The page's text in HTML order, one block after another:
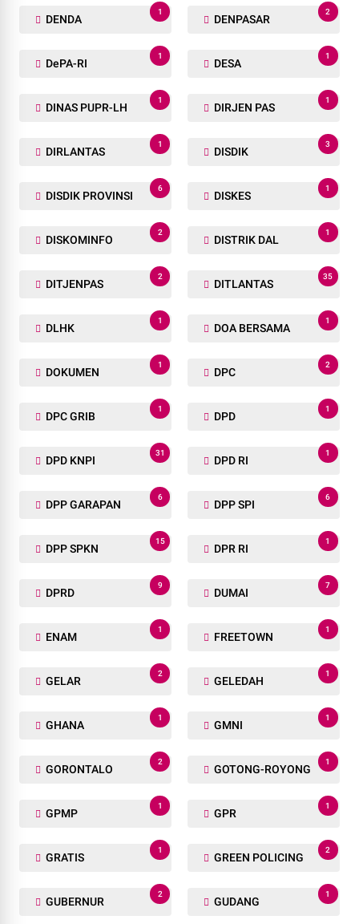
DENDA
1
DENPASAR
2
DePA-RI
1
DESA
1
DINAS PUPR-LH
1
DIRJEN PAS
1
DIRLANTAS
1
DISDIK
3
DISDIK PROVINSI
6
DISKES
1
DISKOMINFO
2
DISTRIK DAL
1
DITJENPAS
2
DITLANTAS
35
DLHK
1
DOA BERSAMA
1
DOKUMEN
1
DPC
2
DPC GRIB
1
DPD
1
DPD KNPI
31
DPD RI
1
DPP GARAPAN
6
DPP SPI
6
DPP SPKN
15
DPR RI
1
DPRD
9
DUMAI
7
ENAM
1
FREETOWN
1
GELAR
2
GELEDAH
1
GHANA
1
GMNI
1
GORONTALO
2
GOTONG-ROYONG
1
GPMP
1
GPR
1
GRATIS
1
GREEN POLICING
2
GUBERNUR
2
GUDANG
1